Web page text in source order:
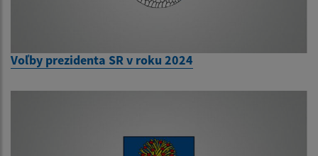
Voľby prezidenta SR v roku 2024